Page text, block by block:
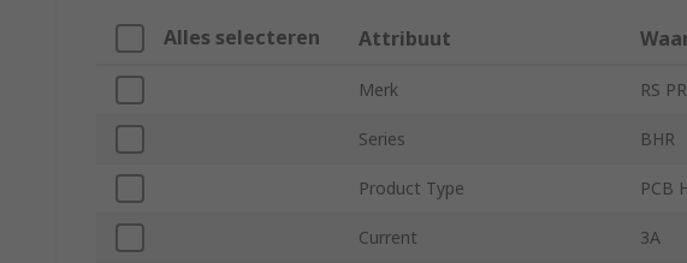
Alles selecteren Attribuut
Merk RS
Series BHR
Product Type PCB
Current 3A